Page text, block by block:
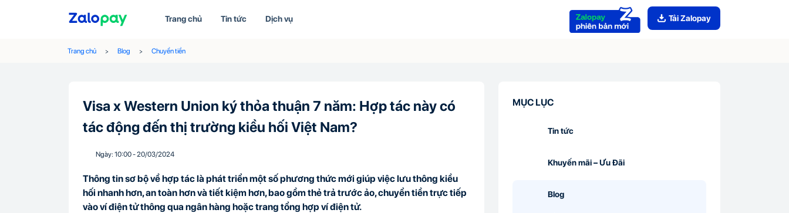
Trang chủ Tin tức Dịch vụ Tải Zalopay
Trang chủ Blog Chuyển tiền
Visa x Western Union ký thỏa thuận 7 năm: Hợp tác này có
tác động đến thị trường kiều hối Việt Nam?
Ngày: 10:00-20/03/2024
Thông tin sơ bộ về hợp tác là phát triển một số phương thức mới giúp việc lưu thông kiều
hối nhanh hơn, an toàn hơn và tiết kiệm hơn, bao gồm thẻ trả trước ảo, chuyển tiền trực tiếp
vào ví điện tử thông qua ngân hàng hoặc trang tổng hợp ví điện tử.
MỤC LỤC
Tin tức
Khuyến mãi – Ưu Đãi
Blog